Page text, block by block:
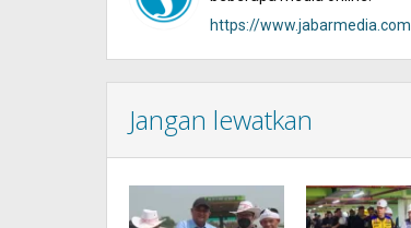
https://www.jabarmedia.com
Jangan lewatkan